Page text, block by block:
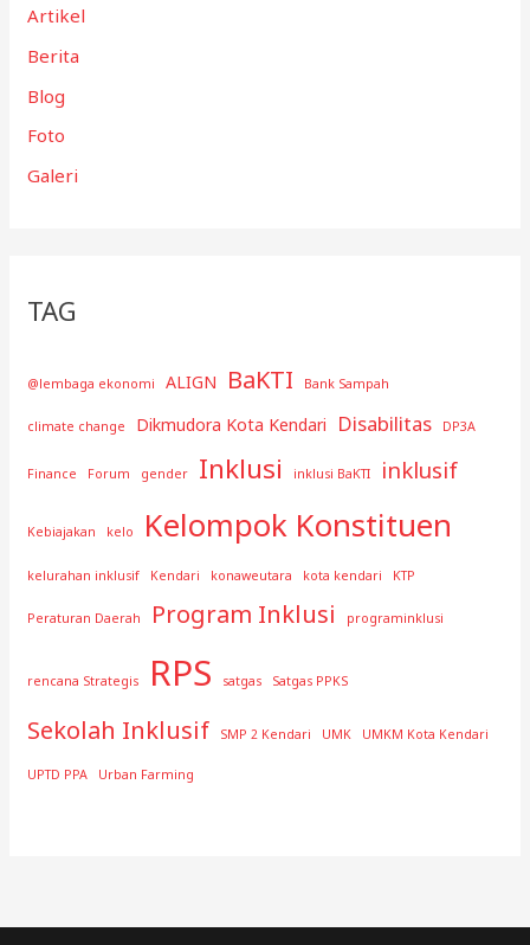
Artikel
Berita
Blog
Foto
Galeri
TAG
@lembaga ekonomi ALIGN BaKTI Bank Sampah
climate change Dikmudora Kota Kendari Disabilitas DP3A
Finance Forum gender Inklusi inklusi BaKTI inklusif
Kebiajakan kelo Kelompok Konstituen
kelurahan inklusif Kendari konaweutara kota kendari KTP
Peraturan Daerah Program Inklusi programinklusi
rencana Strategis RPS satgas Satgas PPKS
Sekolah Inklusif SMP 2 Kendari UMK UMKM Kota Kendari
UPTD PPA Urban Farming